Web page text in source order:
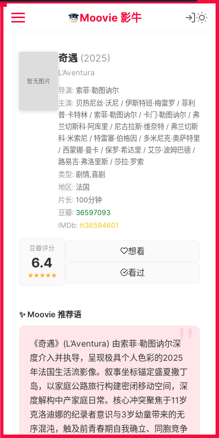
Moovie 影牛
奇遇 (2025)
L’Aventura
导演: 索菲·勒图讷尔
主演: 贝热尼丝·沃尼 / 伊斯特班·梅雷罗 / 菲利
普·卡特林 / 索菲·勒图讷尔 / 卡门·勒图讷尔 / 弗
兰切斯科·阿库里 / 尼古拉斯·维奈特 / 弗兰切斯
科·米索尼 / 特雷塞·伯格因 / 多米尼克·奥萨特里
/ 西蒙娜·曼卡 / 保罗·希达里 / 艾莎·波姆巴德 /
路易吉·弗洛里斯 / 莎拉·罗索
类型: 剧情,喜剧
地区: 法国
片长: 100分钟
豆瓣: 36597093
IMDb: tt36594601
豆瓣评分
6.4
★★★★★
想看
看过
✨ Moovie 推荐语
《奇遇》(L’Aventura) 由索菲·勒图讷尔深
度介入并执导，呈现极具个人色彩的2025
年法国生活流影像。叙事坐标锚定盛夏撒丁
岛，以家庭公路旅行构建密闭移动空间，深
度解构中产家庭日常。核心冲突聚焦于11岁
克洛迪娜的纪录者意识与3岁幼童带来的无
序混沌，触及前青春期自我确立、同胞竞争